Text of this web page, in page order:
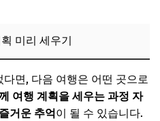
미리 세우기
면, 다음 여행은 어떤 곳으로
여행 계획을 세우는 과정 자
거운 추억 이 될 수 있습니다.